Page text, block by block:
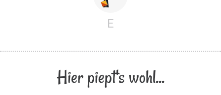
E
Hier piept's wohl...